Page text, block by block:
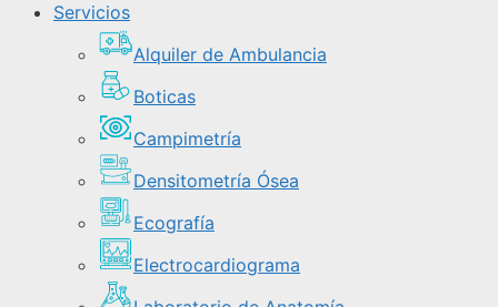
Servicios
Alquiler de Ambulancia
Boticas
Campimetría
Densitometría Ósea
Ecografía
Electrocardiograma